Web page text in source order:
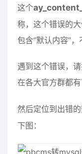
这个
称，这个错误的
包含“默认内容”
遇到这个错误，
在各大官方群都有
然后定位到出错的
下图：